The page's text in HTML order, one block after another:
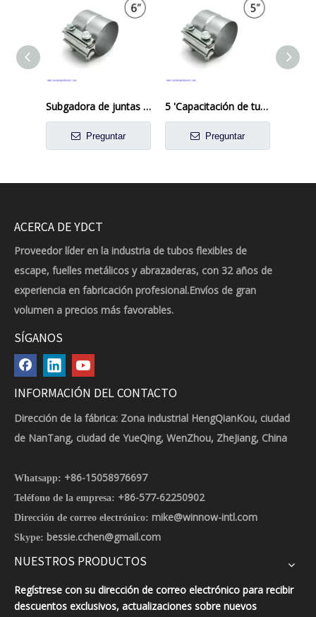
Subgadora de juntas de la vuelta de acero aluminizada de 6 pulgadas, abrazadera de banda de escape
Preguntar
5 'Capacitación de tubo de escape de la junta de vuelta de acero aluminizado de acero preformado
Preguntar
ACERCA DE YDCT
Proveedor líder en la industria de tubos flexibles de
escape, fuelles metálicos y abrazaderas, con 32 años de
experiencia en fabricación profesional.Envíos de gran
volumen a precios más favorables.
SÍGANOS
INFORMACIÓN DEL CONTACTO
Dirección de la fábrica: Zona industrial HengQianKou, ciudad
de NanTang, ciudad de YueQing, WenZhou, ZheJiang, China
Whatsapp: +86-15058976697
Teléfono de la empresa: +86-577-62250902
Dirección de correo electrónico: mike@winnow-intl.com
Skype: bessie.cchen@gmail.com
NUESTROS PRODUCTOS
Regístrese con su dirección de correo electrónico para recibir
descuentos exclusivos, actualizaciones sobre nuevos